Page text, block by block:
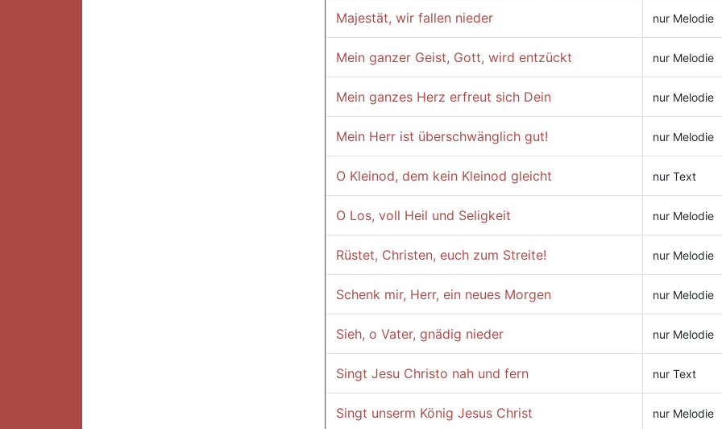
Majestät, wir fallen nieder nur Melodie
Mein ganzer Geist, Gott, wird entzückt nur Melodie
Mein ganzes Herz erfreut sich Dein nur Melodie
Mein Herr ist überschwänglich gut! nur Melodie
O Kleinod, dem kein Kleinod gleicht nur Text
O Los, voll Heil und Seligkeit nur Melodie
Rüstet, Christen, euch zum Streite! nur Melodie
Schenk mir, Herr, ein neues Morgen nur Melodie
Sieh, o Vater, gnädig nieder nur Melodie
Singt Jesu Christo nah und fern nur Text
Singt unserm König Jesus Christ nur Melodie